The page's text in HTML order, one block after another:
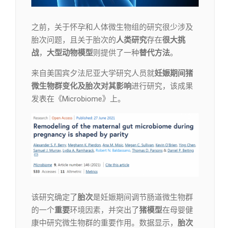
之前，关于怀孕和人体微生物组的研究很少涉及
胎次问题，且关于胎次的人类研究存在很大挑
战， 大型动物模型则提供了一种替代方法。
来自美国宾夕法尼亚大学研究人员就妊娠期间猪
微生物群变化及胎次对其影响进行研究，该成果
发表在《Microbiome》上。
该研究确定了胎次是妊娠期间调节肠道微生物群
的一个重要环境因素，并突出了猪模型在母婴健
康中研究微生物群的重要作用。数据显示， 胎次